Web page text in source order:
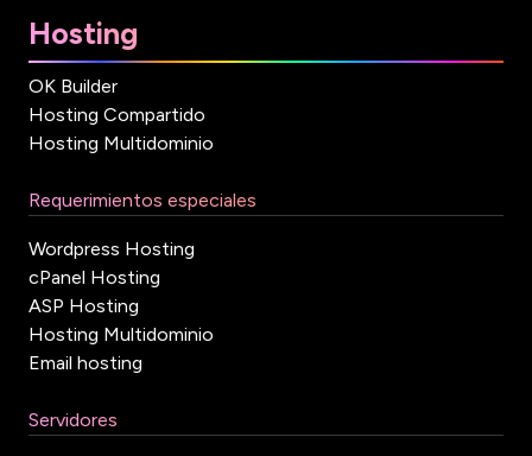
Hosting
OK Builder
Hosting Compartido
Hosting Multidominio
Requerimientos especiales
Wordpress Hosting
cPanel Hosting
ASP Hosting
Hosting Multidominio
Email hosting
Servidores